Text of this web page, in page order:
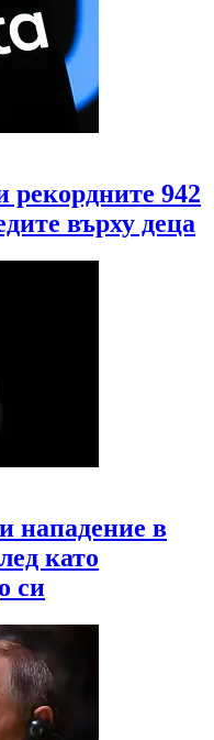
рекордните 942
върху деца
нападение в
като
си